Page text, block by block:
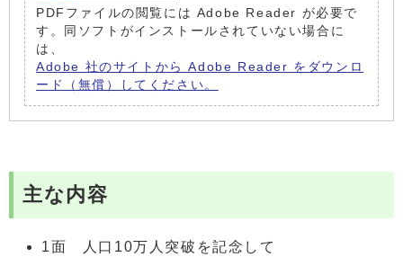
PDFファイルの閲覧には Adobe Reader が必要で
す。同ソフトがインストールされていない場合に
は、
Adobe 社のサイトから Adobe Reader をダウンロ
ード（無償）してください。
主な内容
1面 人口10万人突破を記念して